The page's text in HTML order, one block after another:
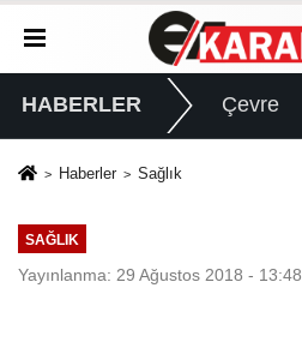
HABERLER Çevre
Haberler Sağlık
SAĞLIK
Yayınlanma: 29 Ağustos 2018 - 13:48